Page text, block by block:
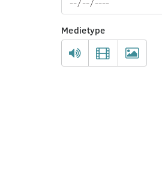
Medietype